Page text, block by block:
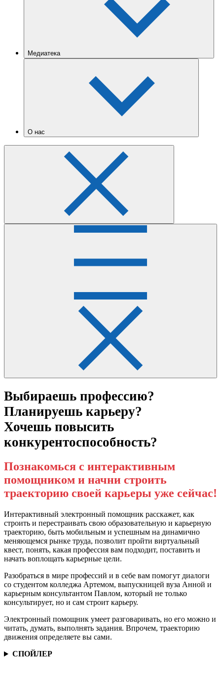
Медиатека
О нас
Выбираешь профессию?
Планируешь карьеру?
Хочешь повысить
конкурентоспособность?
Познакомься с интерактивным
помощником и начни строить
траекторию своей карьеры уже сейчас!
Интерактивный электронный помощник расскажет, как
строить и перестраивать свою образовательную и карьерную
траекторию, быть мобильным и успешным на динамично
меняющемся рынке труда, позволит пройти виртуальный
квест, понять, какая профессия вам подходит, поставить и
начать воплощать карьерные цели.
Разобраться в мире профессий и в себе вам помогут диалоги
со студентом колледжа Артемом, выпускницей вуза Анной и
карьерным консультантом Павлом, который не только
консультирует, но и сам строит карьеру.
Электронный помощник умеет разговаривать, но его можно и
читать, думать, выполнять задания. Впрочем, траекторию
движения определяете вы сами.
СПОЙЛЕР